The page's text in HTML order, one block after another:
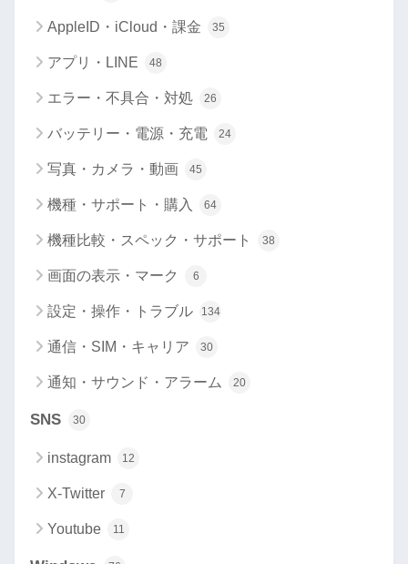
AppleID・iCloud・課金 35
アプリ・LINE 48
エラー・不具合・対処 26
バッテリー・電源・充電 24
写真・カメラ・動画 45
機種・サポート・購入 64
機種比較・スペック・サポート 38
画面の表示・マーク 6
設定・操作・トラブル 134
通信・SIM・キャリア 30
通知・サウンド・アラーム 20
SNS 30
instagram 12
X-Twitter 7
Youtube 11